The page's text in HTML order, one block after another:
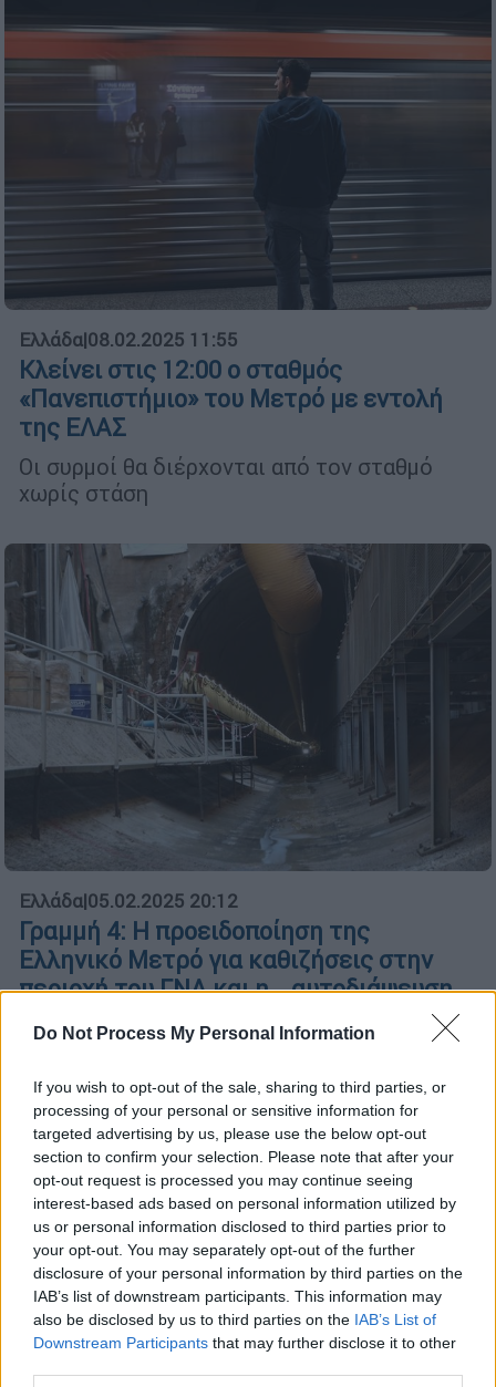
Do Not Process My Personal Information
If you wish to opt-out of the sale, sharing to third parties, or
processing of your personal or sensitive information for
targeted advertising by us, please use the below opt-out
section to confirm your selection. Please note that after your
opt-out request is processed you may continue seeing
interest-based ads based on personal information utilized by
us or personal information disclosed to third parties prior to
your opt-out. You may separately opt-out of the further
disclosure of your personal information by third parties on the
IAB’s list of downstream participants. This information may
also be disclosed by us to third parties on the IAB’s List of
Downstream Participants that may further disclose it to other
Ελλάδα|08.02.2025 11:55
Κλείνει στις 12:00 ο σταθμός
«Πανεπιστήμιο» του Μετρό με εντολή
της ΕΛΑΣ
Οι συρμοί θα διέρχονται από τον σταθμό
χωρίς στάση
Ελλάδα|05.02.2025 20:12
Γραμμή 4: Η προειδοποίηση της
Ελληνικό Μετρό για καθιζήσεις στην
περιοχή του ΓΝΑ και η… αυτοδιάψευση
Στις 29 Ιανουαρίου υψηλόβαθμο στέλεχος
κοινοπραξία που κατασκευάζει τη σήραγγα
στην περιοχή του ΓΝΑ – Λίγες ημέρες μετά
η εταιρεία διαψεύδει τον εαυτό της